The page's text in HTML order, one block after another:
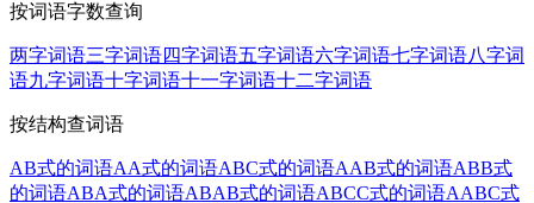
按词语字数查询
两字词语三字词语四字词语五字词语六字词语七字词语八字词
语九字词语十字词语十一字词语十二字词语
按结构查词语
AB式的词语AA式的词语ABC式的词语AAB式的词语ABB式
的词语ABA式的词语ABAB式的词语ABCC式的词语AABC式